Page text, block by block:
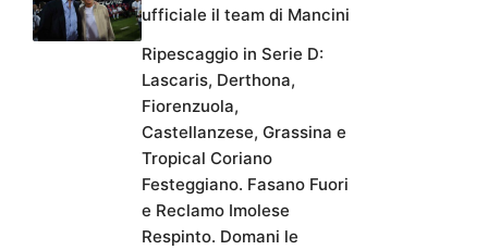
ufficiale il team di Mancini
Ripescaggio in Serie D:
Lascaris, Derthona,
Fiorenzuola,
Castellanzese, Grassina e
Tropical Coriano
Festeggiano. Fasano Fuori
e Reclamo Imolese
Respinto. Domani le